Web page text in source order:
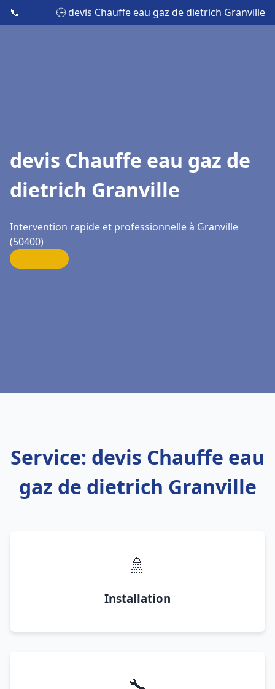
📞 🕒 devis Chauffe eau gaz de dietrich Granville
devis Chauffe eau gaz de
dietrich Granville
Intervention rapide et professionnelle à Granville
(50400)
Service: devis Chauffe eau
gaz de dietrich Granville
🚿
Installation